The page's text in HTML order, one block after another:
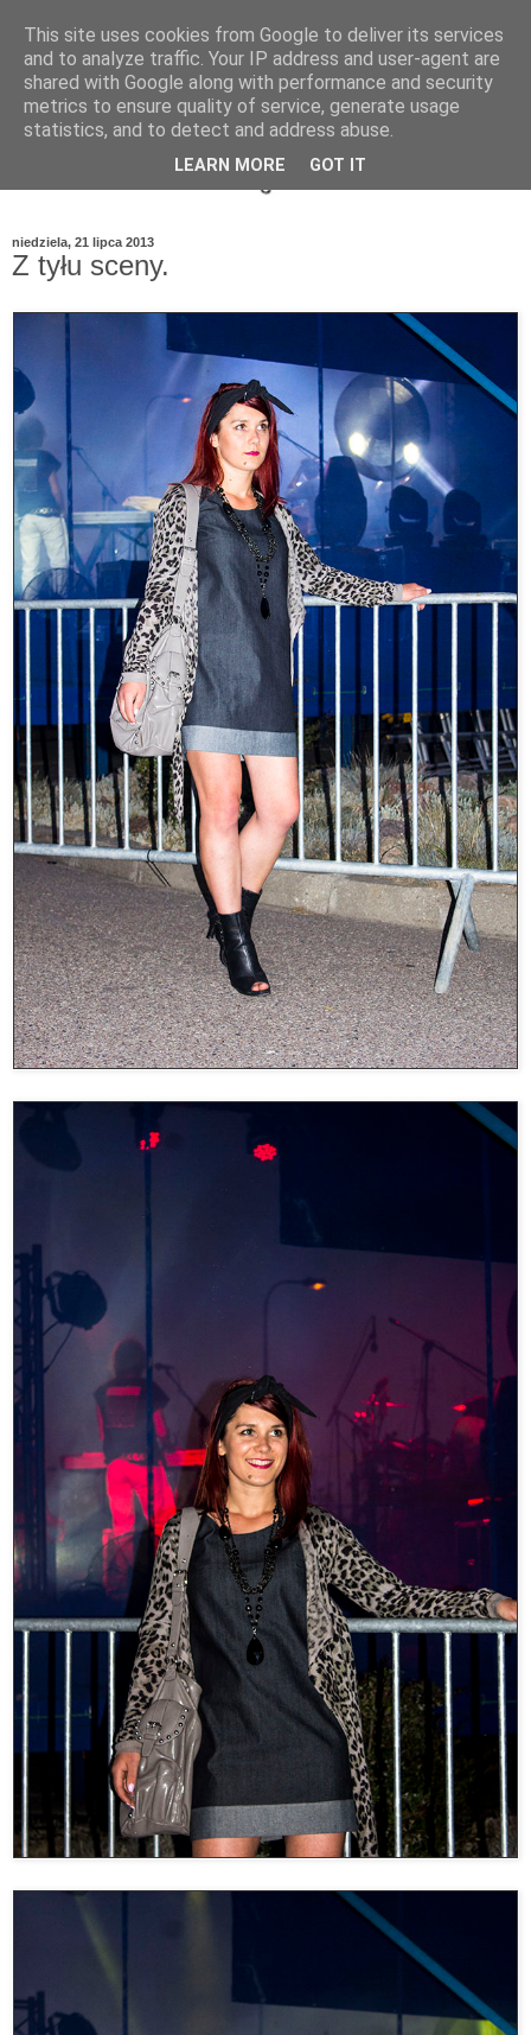
niedziela, 21 lipca 2013
Z tyłu sceny.
This site uses cookies from Google to deliver its services
and to analyze traffic. Your IP address and user-agent are
shared with Google along with performance and security
metrics to ensure quality of service, generate usage
statistics, and to detect and address abuse.
LEARN MORE GOT IT